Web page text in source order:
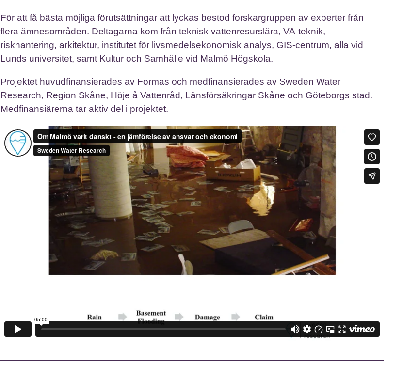
För att få bästa möjliga förutsättningar att lyckas bestod forskargruppen av experter från
flera ämnesområden. Deltagarna kom från teknisk vattenresurslära, VA-teknik,
riskhantering, arkitektur, institutet för livsmedelsekonomisk analys, GIS-centrum, alla vid
Lunds universitet, samt Kultur och Samhälle vid Malmö Högskola.
Projektet huvudfinansierades av Formas och medfinansierades av Sweden Water
Research, Region Skåne, Höje å Vattenråd, Länsförsäkringar Skåne och Göteborgs stad.
Medfinansiärerna tar aktiv del i projektet.